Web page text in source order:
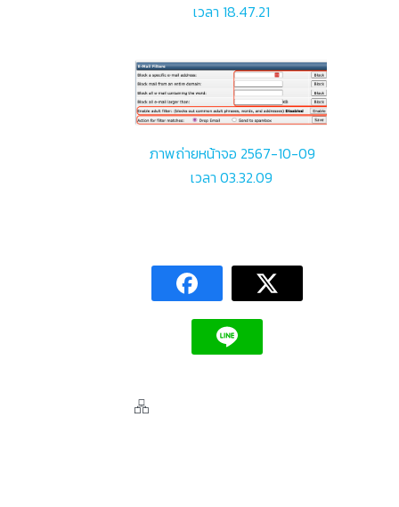
เวลา 18.47.21
ภาพถ่ายหน้าจอ 2567-10-09
เวลา 03.32.09